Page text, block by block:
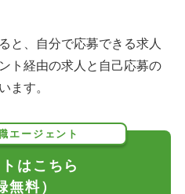
と、自分で応募できる求人
ト経由の求人と自己応募の
ます。
エージェント
はこちら
無料）